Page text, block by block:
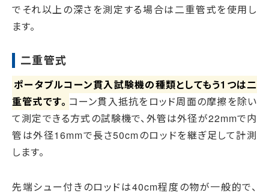
でそれ以上の深さを測定する場合は二重管式を使用し
ます。
二重管式
ポータブルコーン貫入試験機の種類としてもう1つは二
重管式です。 コーン貫入抵抗をロッド周面の摩擦を除い
て測定できる方式の試験機で、外管は外径が22mmで内
管は外径16mmで長さ50cmのロッドを継ぎ足して計測
します。
先端シュー付きのロッドは40cm程度の物が一般的で、